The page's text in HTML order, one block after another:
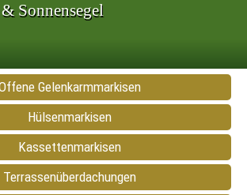
Sonnensegel
Gelenkarmmarkisen
Hülsenmarkisen
Kassettenmarkisen
Terrassenüberdachungen